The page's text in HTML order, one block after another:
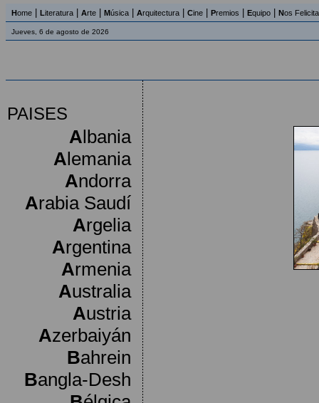
Home Literatura Arte Música Arquitectura Cine Premios Equipo Nos
Jueves, 6 de agosto de 2026
PAISES
Albania
Alemania
Andorra
Arabia Saudí
Argelia
Argentina
Armenia
Australia
Austria
Azerbaiyán
Bahrein
Bangla-Desh